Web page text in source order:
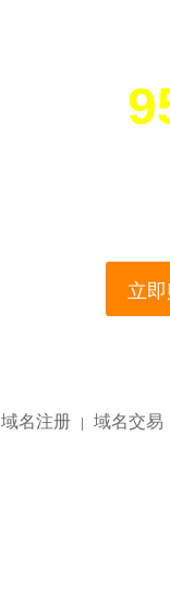
立
域名注册 | 域名交易